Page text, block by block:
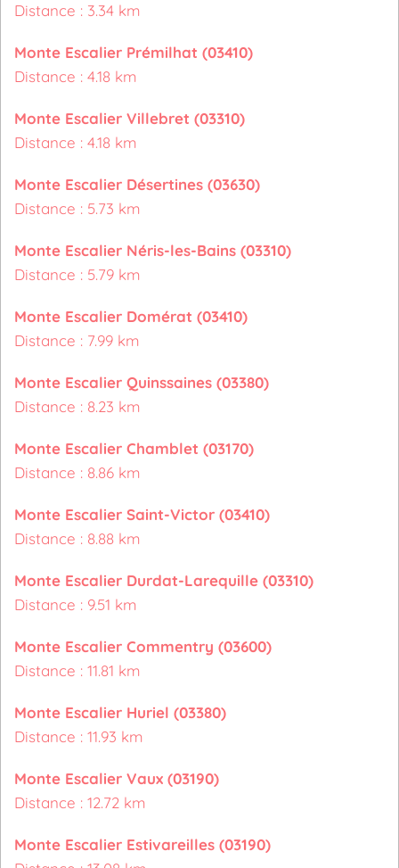
Distance : 3.34 km
Monte Escalier Prémilhat (03410)
Distance : 4.18 km
Monte Escalier Villebret (03310)
Distance : 4.18 km
Monte Escalier Désertines (03630)
Distance : 5.73 km
Monte Escalier Néris-les-Bains (03310)
Distance : 5.79 km
Monte Escalier Domérat (03410)
Distance : 7.99 km
Monte Escalier Quinssaines (03380)
Distance : 8.23 km
Monte Escalier Chamblet (03170)
Distance : 8.86 km
Monte Escalier Saint-Victor (03410)
Distance : 8.88 km
Monte Escalier Durdat-Larequille (03310)
Distance : 9.51 km
Monte Escalier Commentry (03600)
Distance : 11.81 km
Monte Escalier Huriel (03380)
Distance : 11.93 km
Monte Escalier Vaux (03190)
Distance : 12.72 km
Monte Escalier Estivareilles (03190)